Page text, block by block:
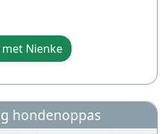
Nienke
hondenoppas